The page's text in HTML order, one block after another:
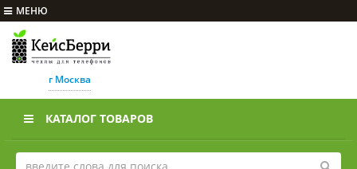
МЕНЮ
г Москва
КАТАЛОГ ТОВАРОВ